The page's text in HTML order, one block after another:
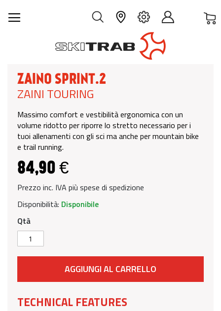
ZAINO SPRINT.2
ZAINI TOURING
Massimo comfort e vestibilità ergonomica con un
volume ridotto per riporre lo stretto necessario per i
tuoi allenamenti con gli sci ma anche per mountain bike
e trail running.
84,90 €
Prezzo inc. IVA più spese di spedizione
Disponibilità: Disponibile
Qtà
AGGIUNGI AL CARRELLO
TECHNICAL FEATURES